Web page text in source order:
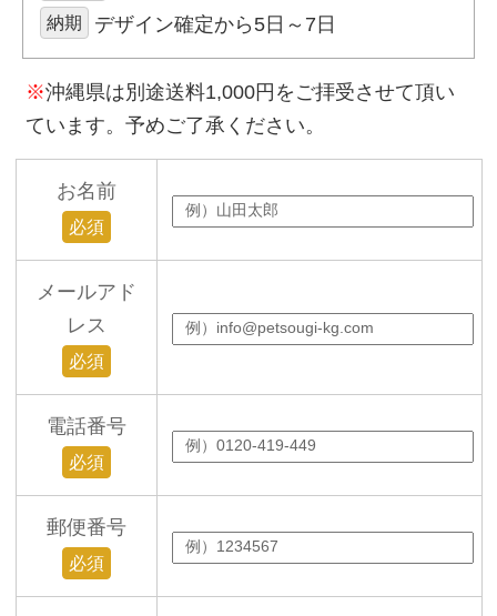
納期 デザイン確定から5日～7日
※沖縄県は別途送料1,000円をご拝受させて頂い
ています。予めご了承ください。
お名前
必須
メールアド
レス
必須
電話番号
必須
郵便番号
必須